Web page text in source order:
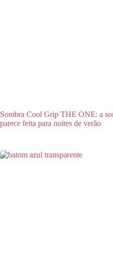
Sombra Cool Grip THE ONE: a
parece feita para noites de verão